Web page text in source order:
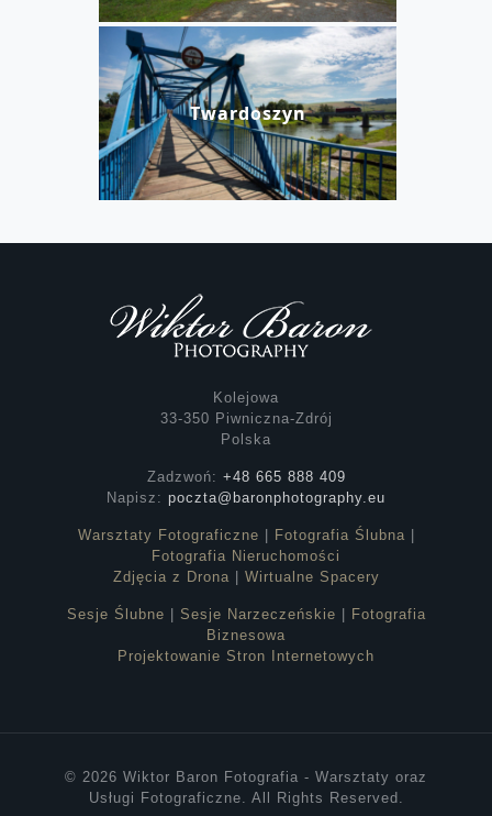
Twardoszyn
Kolejowa
33-350 Piwniczna-Zdrój
Polska
Zadzwoń: +48 665 888 409
Napisz: poczta@baronphotography.eu
Warsztaty Fotograficzne | Fotografia Ślubna |
Fotografia Nieruchomości
Zdjęcia z Drona | Wirtualne Spacery
Sesje Ślubne | Sesje Narzeczeńskie | Fotografia
Biznesowa
Projektowanie Stron Internetowych
© 2026 Wiktor Baron Fotografia - Warsztaty oraz
Usługi Fotograficzne. All Rights Reserved.